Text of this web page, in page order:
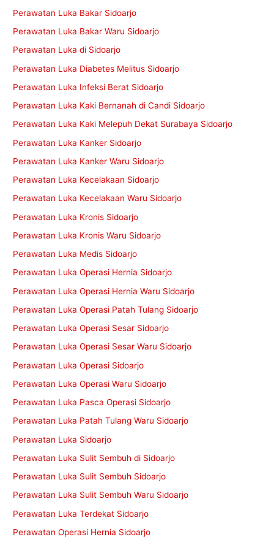
Perawatan Luka Bakar Sidoarjo
Perawatan Luka Bakar Waru Sidoarjo
Perawatan Luka di Sidoarjo
Perawatan Luka Diabetes Melitus Sidoarjo
Perawatan Luka Infeksi Berat Sidoarjo
Perawatan Luka Kaki Bernanah di Candi Sidoarjo
Perawatan Luka Kaki Melepuh Dekat Surabaya Sidoarjo
Perawatan Luka Kanker Sidoarjo
Perawatan Luka Kanker Waru Sidoarjo
Perawatan Luka Kecelakaan Sidoarjo
Perawatan Luka Kecelakaan Waru Sidoarjo
Perawatan Luka Kronis Sidoarjo
Perawatan Luka Kronis Waru Sidoarjo
Perawatan Luka Medis Sidoarjo
Perawatan Luka Operasi Hernia Sidoarjo
Perawatan Luka Operasi Hernia Waru Sidoarjo
Perawatan Luka Operasi Patah Tulang Sidoarjo
Perawatan Luka Operasi Sesar Sidoarjo
Perawatan Luka Operasi Sesar Waru Sidoarjo
Perawatan Luka Operasi Sidoarjo
Perawatan Luka Operasi Waru Sidoarjo
Perawatan Luka Pasca Operasi Sidoarjo
Perawatan Luka Patah Tulang Waru Sidoarjo
Perawatan Luka Sidoarjo
Perawatan Luka Sulit Sembuh di Sidoarjo
Perawatan Luka Sulit Sembuh Sidoarjo
Perawatan Luka Sulit Sembuh Waru Sidoarjo
Perawatan Luka Terdekat Sidoarjo
Perawatan Operasi Hernia Sidoarjo